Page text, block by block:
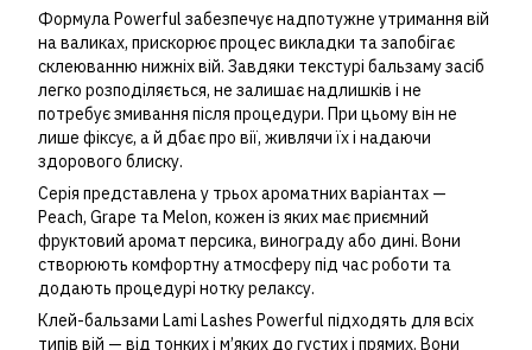
Формула Powerful забезпечує надпотужне утримання вій
на валиках, прискорює процес викладки та запобігає
склеюванню нижніх вій. Завдяки текстурі бальзаму засіб
легко розподіляється, не залишає надлишків і не
потребує змивання після процедури. При цьому він не
лише фіксує, а й дбає про вії, живлячи їх і надаючи
здорового блиску.
Серія представлена у трьох ароматних варіантах —
Peach, Grape та Melon, кожен із яких має приємний
фруктовий аромат персика, винограду або дині. Вони
створюють комфортну атмосферу під час роботи та
додають процедурі нотку релаксу.
Клей-бальзами Lami Lashes Powerful підходять для всіх
типів вій — від тонких і м’яких до густих і прямих. Вони